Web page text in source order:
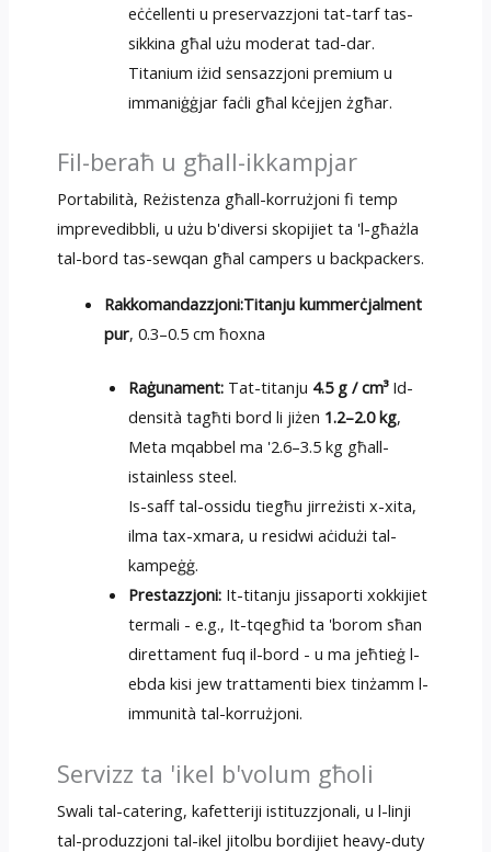
eċċellenti u preservazzjoni tat-tarf tas-
sikkina għal użu moderat tad-dar.
Titanium iżid sensazzjoni premium u
immaniġġjar faċli għal kċejjen żgħar.
Fil-beraħ u għall-ikkampjar
Portabilità, Reżistenza għall-korrużjoni fi temp
imprevedibbli, u użu b'diversi skopijiet ta 'l-għażla
tal-bord tas-sewqan għal campers u backpackers.
Rakkomandazzjoni:Titanju kummerċjalment
pur, 0.3–0.5 cm ħoxna
Raġunament: Tat-titanju 4.5 g / cm³Id-
densità tagħti bord li jiżen 1.2–2.0 kg,
Meta mqabbel ma '2.6–3.5 kg għall-
istainless steel.
Is-saff tal-ossidu tiegħu jirreżisti x-xita,
ilma tax-xmara, u residwi aċidużi tal-
kampeġġ.
Prestazzjoni: It-titanju jissaporti xokkijiet
termali - e.g., It-tqegħid ta 'borom sħan
direttament fuq il-bord - u ma jeħtieġ l-
ebda kisi jew trattamenti biex tinżamm l-
immunità tal-korrużjoni.
Servizz ta 'ikel b'volum għoli
Swali tal-catering, kafetteriji istituzzjonali, u l-linji
tal-produzzjoni tal-ikel jitolbu bordijiet heavy-duty